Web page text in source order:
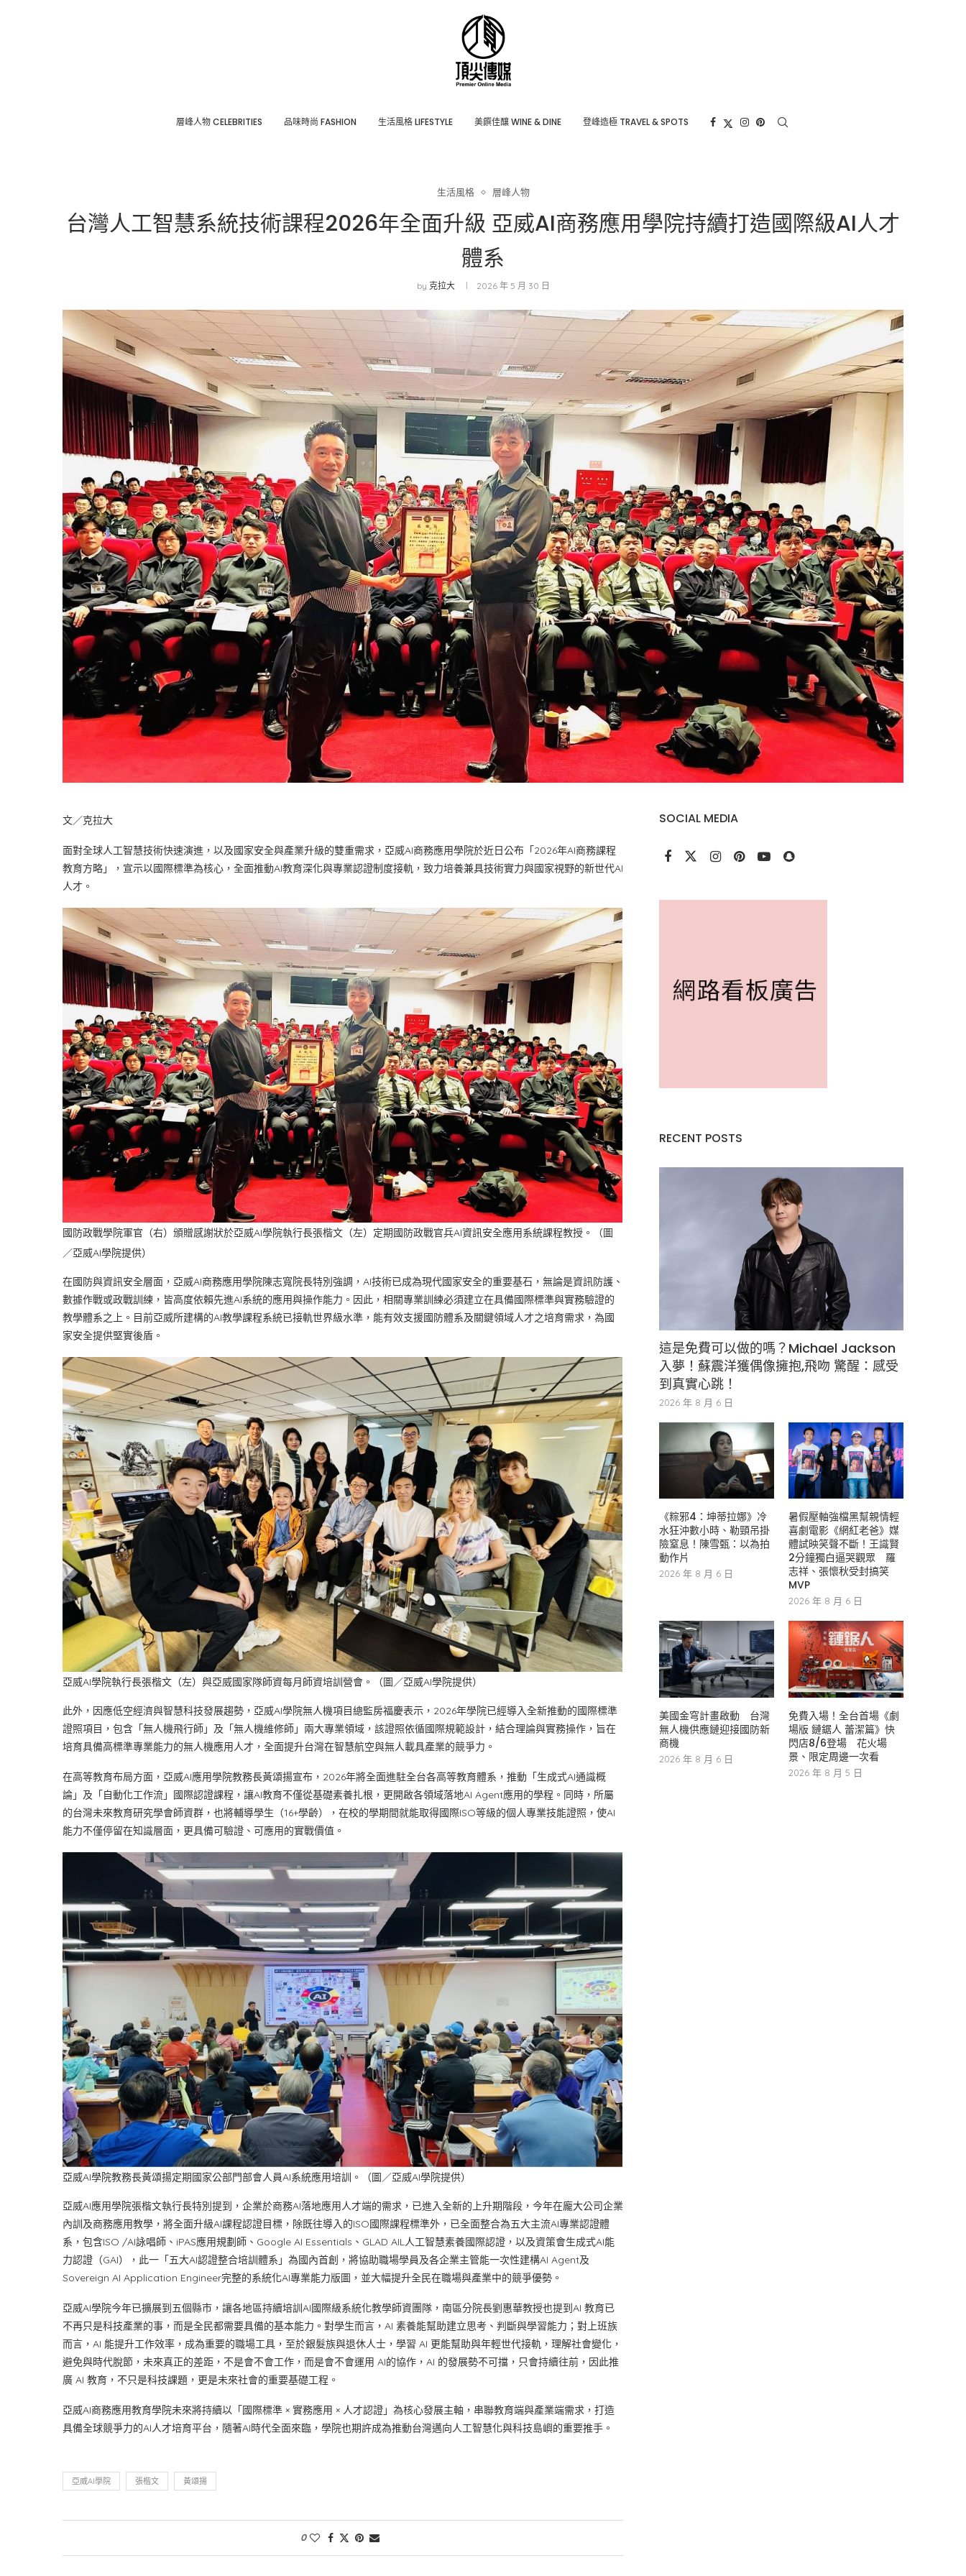
層峰⼈物 CELEBRITIES 品味時尚 FASHION ⽣活風格 LIFESTYLE 美饌佳釀 WINE & DINE 登峰造極 TRAVEL & SPOTS
生活風格 層峰⼈物
台灣人工智慧系統技術課程2026年全面升級 亞威AI商務應用學院持續打造國際級AI人才
體系
by 克拉大 2026 年 5 月 30 日
文／克拉大
面對全球人工智慧技術快速演進，以及國家安全與產業升級的雙重需求，亞威AI商務應用學院於近日公布「2026年AI商務課程
教育方略」，宣示以國際標準為核心，全面推動AI教育深化與專業認證制度接軌，致力培養兼具技術實力與國家視野的新世代AI
人才。
國防政戰學院軍官（右）頒贈感謝狀於亞威AI學院執行長張楷文（左）定期國防政戰官兵AI資訊安全應用系統課程教授。（圖
／亞威AI學院提供）
在國防與資訊安全層面，亞威AI商務應用學院陳志寬院長特別強調，AI技術已成為現代國家安全的重要基石，無論是資訊防護、
數據作戰或政戰訓練，皆高度依賴先進AI系統的應用與操作能力。因此，相關專業訓練必須建立在具備國際標準與實務驗證的
教學體系之上。目前亞威所建構的AI教學課程系統已接軌世界級水準，能有效支援國防體系及關鍵領域人才之培育需求，為國
家安全提供堅實後盾。
亞威AI學院執行長張楷文（左）與亞威國家隊師資每月師資培訓營會。（圖／亞威AI學院提供）
此外，因應低空經濟與智慧科技發展趨勢，亞威AI學院無人機項目總監房福慶表示，2026年學院已經導入全新推動的國際標準
證照項目，包含「無人機飛行師」及「無人機維修師」兩大專業領域，該證照依循國際規範設計，結合理論與實務操作，旨在
培育具備高標準專業能力的無人機應用人才，全面提升台灣在智慧航空與無人載具產業的競爭力。
在高等教育布局方面，亞威AI應用學院教務長黃頌揚宣布，2026年將全面進駐全台各高等教育體系，推動「生成式AI通識概
論」及「自動化工作流」國際認證課程，讓AI教育不僅從基礎素養扎根，更開啟各領域落地AI Agent應用的學程。同時，所屬
的台灣未來教育研究學會師資群，也將輔導學生（16+學齡），在校的學期間就能取得國際ISO等級的個人專業技能證照，使AI
能力不僅停留在知識層面，更具備可驗證、可應用的實戰價值。
亞威AI學院教務長黃頌揚定期國家公部門部會人員AI系統應用培訓。（圖／亞威AI學院提供）
亞威AI應用學院張楷文執行長特別提到，企業於商務AI落地應用人才端的需求，已進入全新的上升期階段，今年在龐大公司企業
內訓及商務應用教學，將全面升級AI課程認證目標，除既往導入的ISO國際課程標準外，已全面整合為五大主流AI專業認證體
系，包含ISO /AI詠唱師、iPAS應用規劃師、Google AI Essentials、GLAD AIL人工智慧素養國際認證，以及資策會生成式AI能
力認證（GAI），此一「五大AI認證整合培訓體系」為國內首創，將協助職場學員及各企業主管能一次性建構AI Agent及
Sovereign AI Application Engineer完整的系統化AI專業能力版圖，並大幅提升全民在職場與產業中的競爭優勢。
亞威AI學院今年已擴展到五個縣市，讓各地區持續培訓AI國際級系統化教學師資團隊，南區分院長劉惠華教授也提到AI 教育已
不再只是科技產業的事，而是全民都需要具備的基本能力。對學生而言，AI 素養能幫助建立思考、判斷與學習能力；對上班族
而言，AI 能提升工作效率，成為重要的職場工具，至於銀髮族與退休人士，學習 AI 更能幫助與年輕世代接軌，理解社會變化，
避免與時代脫節，未來真正的差距，不是會不會工作，而是會不會運用 AI的協作，AI 的發展勢不可擋，只會持續往前，因此推
廣 AI 教育，不只是科技課題，更是未來社會的重要基礎工程。
亞威AI商務應用教育學院未來將持續以「國際標準 × 實務應用 × 人才認證」為核心發展主軸，串聯教育端與產業端需求，打造
具備全球競爭力的AI人才培育平台，隨著AI時代全面來臨，學院也期許成為推動台灣邁向人工智慧化與科技島嶼的重要推手。
亞威AI學院 張楷文 黃頌揚
0
SOCIAL MEDIA
RECENT POSTS
這是免費可以做的嗎？Michael Jackson
入夢！蘇震洋獲偶像擁抱,飛吻 驚醒：感受
到真實心跳！
2026 年 8 月 6 日
《粽邪4：坤蒂拉娜》冷
水狂沖數小時、勒頸吊掛
險窒息！陳雪甄：以為拍
動作片
2026 年 8 月 6 日
暑假壓軸強檔黑幫親情輕
喜劇電影《網紅老爸》媒
體試映笑聲不斷！王識賢
2分鐘獨白逼哭觀眾 羅
志祥、張懷秋受封搞笑
MVP
2026 年 8 月 6 日
美國金穹計畫啟動 台灣
無人機供應鏈迎接國防新
商機
2026 年 8 月 6 日
免費入場！全台首場《劇
場版 鏈鋸人 蕾潔篇》快
閃店8/6登場 花火場
景、限定周邊一次看
2026 年 8 月 5 日